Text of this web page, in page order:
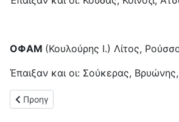
ΟΦΑΜ (Κουλούρης Ι.) Λίτος,
Έπαιξαν και οι: Σούκερας,
Προηγούμενο άρθρο: Νίκη - πρόκριση
Προηγ